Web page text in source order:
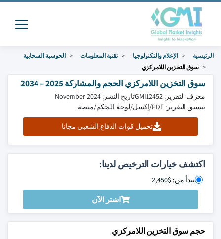
الرئيسية الإعلام والتكنولوجيا تقنية المعلومات
الحوسبة السحابية
سوق التخزين اللامركزي
سوق التخزين اللامركزي الحجم والمشاركة 2025 – 2034
معرف التقرير: GMI12452
تاريخ النشر: November 2024
تنسيق التقرير: PDF/إكسل/لوحة التحكم/منصة
تحميل قوات الدفاع الشعبي مجانا
اكتشف خيارات الترخيص لدينا:
يبدأ من: $2,450
اشتر الآن
حجم سوق التخزين اللامركزي